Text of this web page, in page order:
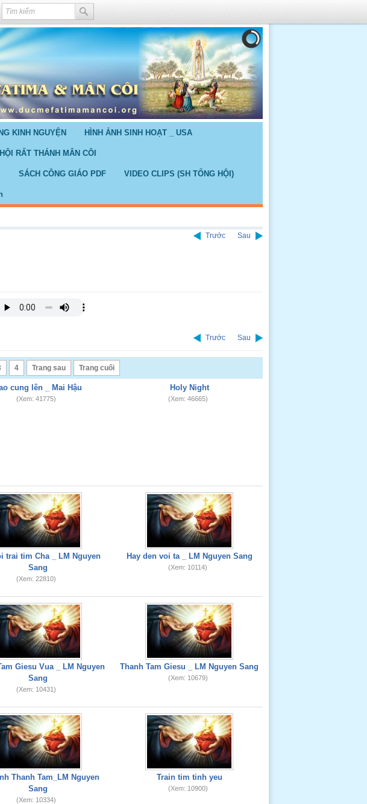
KINH NGUYỆN HÌNH ẢNH SINH HOẠT _ USA
HỘI RẤT THÁNH MÂN CÔI
SÁCH CÔNG GIÁO PDF VIDEO CLIPS (SH TỔNG HỘI)
Trước Sau
Trước Sau
4 Trang sau Trang cuối
cung lên _ Mai Hậu
(Xem: 41775)
Holy Night
(Xem: 46665)
trai tim Cha _ LM Nguyen
Sang
(Xem: 22810)
Hay den voi ta _ LM Nguyen Sang
(Xem: 10114)
Giesu Vua _ LM Nguyen
Sang
(Xem: 10431)
Thanh Tam Giesu _ LM Nguyen Sang
(Xem: 10679)
Thanh Tam_LM Nguyen
Sang
(Xem: 10334)
Train tim tinh yeu
(Xem: 10900)